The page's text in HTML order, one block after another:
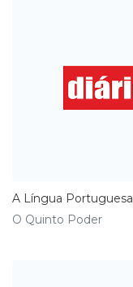
A Língua Portuguesa
O Quinto Poder